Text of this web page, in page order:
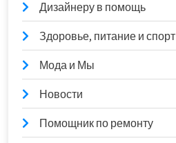
Дизайнеру в помощь
Здоровье, питание и спорт
Мода и Мы
Новости
Помощник по ремонту